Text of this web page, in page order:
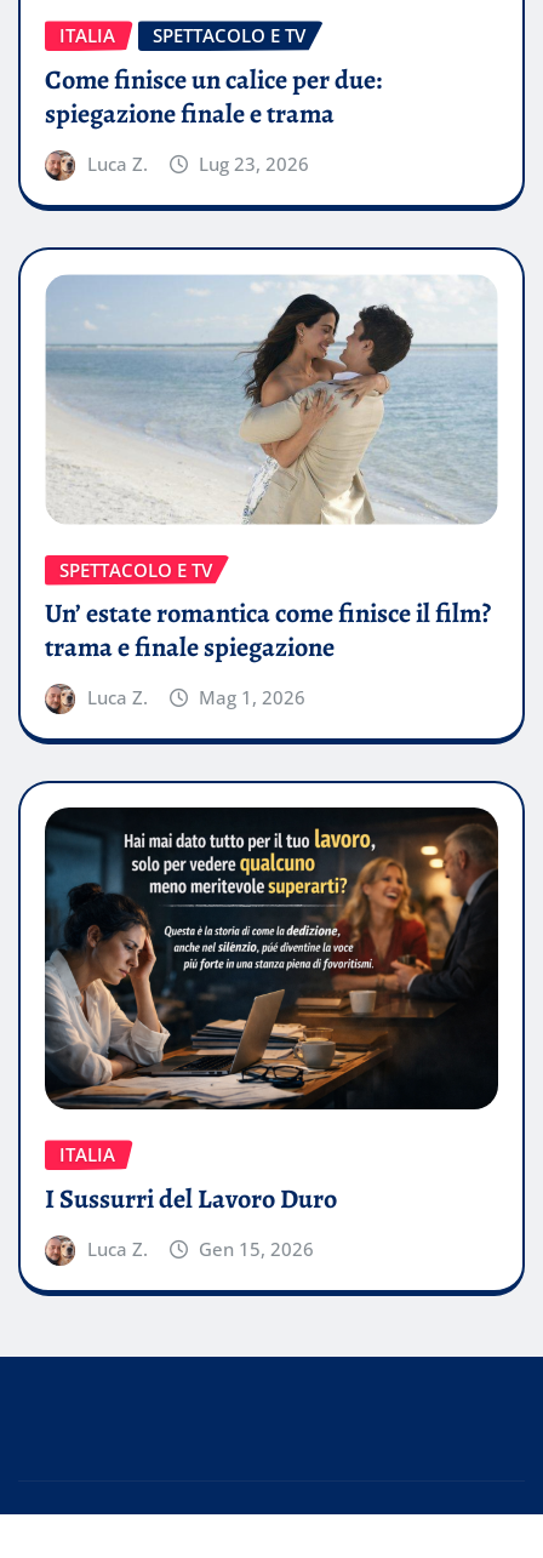
ITALIA SPETTACOLO E TV
Come finisce un calice per due:
spiegazione finale e trama
Luca Z. Lug 23, 2026
SPETTACOLO E TV
Un’ estate romantica come finisce il film?
trama e finale spiegazione
Luca Z. Mag 1, 2026
ITALIA
I Sussurri del Lavoro Duro
Luca Z. Gen 15, 2026